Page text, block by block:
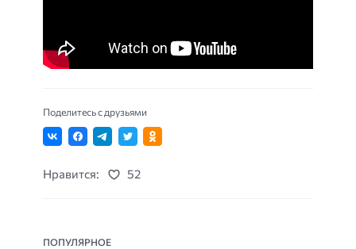
Поделитесь с друзьями
Нравится: 52
ПОПУЛЯРНОЕ